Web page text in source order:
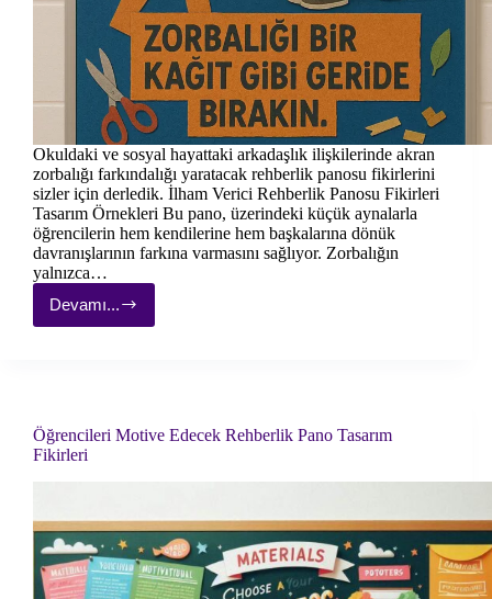
Okuldaki ve sosyal hayattaki arkadaşlık ilişkilerinde akran
zorbalığı farkındalığı yaratacak rehberlik panosu fikirlerini
sizler için derledik. İlham Verici Rehberlik Panosu Fikirleri
Tasarım Örnekleri Bu pano, üzerindeki küçük aynalarla
öğrencilerin hem kendilerine hem başkalarına dönük
davranışlarının farkına varmasını sağlıyor. Zorbalığın
yalnızca…
Devamı...
Akran
Zorbalığı
Tasarım
Öğrencileri Motive Edecek Rehberlik Pano Tasarım
Fikirleri